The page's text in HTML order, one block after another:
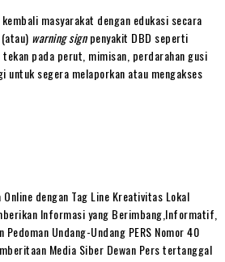
masyarakat dengan edukasi secara
warning signpenyakit DBD seperti
pada perut, mimisan, perdarahan gusi
segera melaporkan atau mengakses
dengan Tag Line Kreativitas Lokal
Informasi yang Berimbang,Informatif,
Undang-Undang PERS Nomor 40
Media Siber Dewan Pers tertanggal